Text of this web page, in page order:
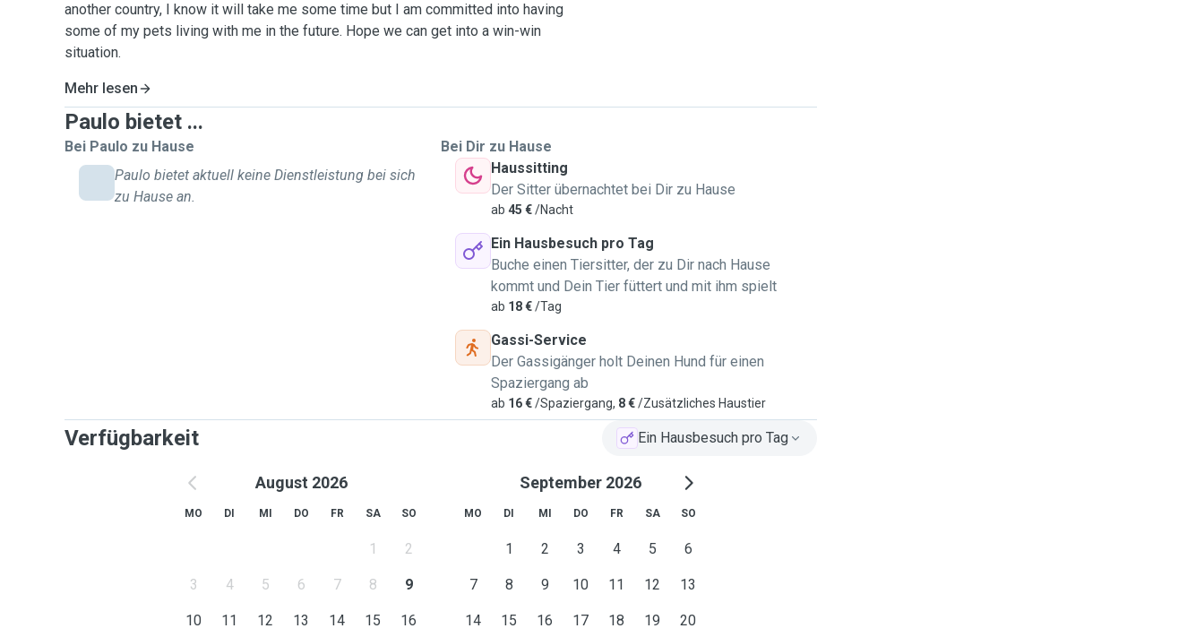
another country, I know it will take me some time but I am committed into having
some of my pets living with me in the future. Hope we can get into a win-win
situation.
Mehr lesen
Paulo bietet ...
Bei Paulo zu Hause
Paulo bietet aktuell keine Dienstleistung bei sich
zu Hause an.
Bei Dir zu Hause
Haussitting
Der Sitter übernachtet bei Dir zu Hause
ab 45 €/Nacht
Ein Hausbesuch pro Tag
Buche einen Tiersitter, der zu Dir nach Hause
kommt und Dein Tier füttert und mit ihm spielt
ab 18 €/Tag
Gassi-Service
Der Gassigänger holt Deinen Hund für einen
Spaziergang ab
ab 16 €/Spaziergang, 8 €/Zusätzliches Haustier
Verfügbarkeit Ein Hausbesuch pro Tag
August 2026
MO DI MI DO FR SA SO
1 2
3 4 5 6 7 8 9
10 11 12 13 14 15 16
September 2026
MO DI MI DO FR SA SO
1 2 3 4 5 6
7 8 9 10 11 12 13
14 15 16 17 18 19 20